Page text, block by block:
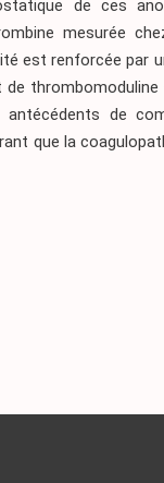
de ces
mesurée
est renforcée par
de
de
que la